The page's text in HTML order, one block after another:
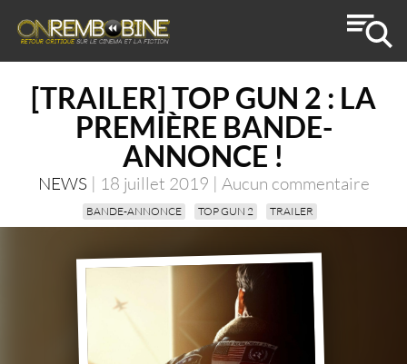
[TRAILER] TOP GUN 2 : LA
PREMIÈRE BANDE-
ANNONCE !
NEWS | 18 juillet 2019 | Aucun commentaire
BANDE-ANNONCE TOP GUN 2 TRAILER